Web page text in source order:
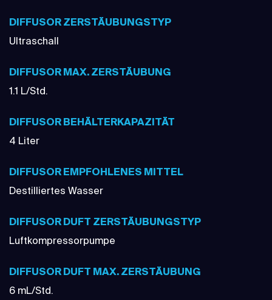
DIFFUSOR ZERSTÄUBUNGSTYP
Ultraschall
DIFFUSOR MAX. ZERSTÄUBUNG
1.1 L/Std.
DIFFUSOR BEHÄLTERKAPAZITÄT
4 Liter
DIFFUSOR EMPFOHLENES MITTEL
Destilliertes Wasser
DIFFUSOR DUFT ZERSTÄUBUNGSTYP
Luftkompressorpumpe
DIFFUSOR DUFT MAX. ZERSTÄUBUNG
6 mL/Std.